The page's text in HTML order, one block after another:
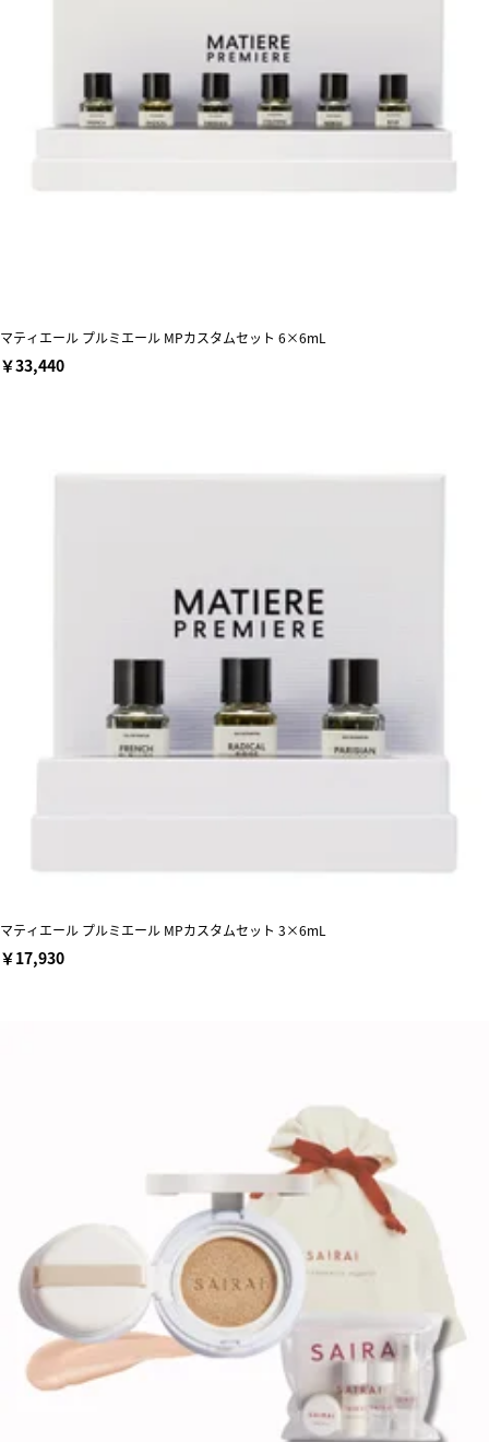
マティエール プルミエール MPカスタムセット 6×6mL
￥33,440
マティエール プルミエール MPカスタムセット 3×6mL
￥17,930